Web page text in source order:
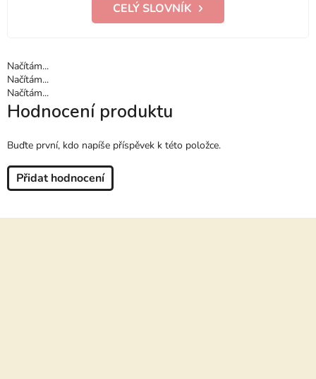
CELÝ SLOVNÍK
Načítám...
Načítám...
Načítám...
Hodnocení produktu
Buďte první, kdo napíše příspěvek k této položce.
Přidat hodnocení